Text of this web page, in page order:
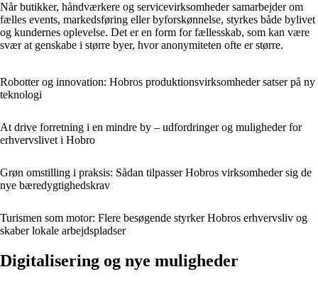
Når butikker, håndværkere og servicevirksomheder samarbejder om
fælles events, markedsføring eller byforskønnelse, styrkes både bylivet
og kundernes oplevelse. Det er en form for fællesskab, som kan være
svær at genskabe i større byer, hvor anonymiteten ofte er større.
Robotter og innovation: Hobros produktionsvirksomheder satser på ny
teknologi
At drive forretning i en mindre by – udfordringer og muligheder for
erhvervslivet i Hobro
Grøn omstilling i praksis: Sådan tilpasser Hobros virksomheder sig de
nye bæredygtighedskrav
Turismen som motor: Flere besøgende styrker Hobros erhvervsliv og
skaber lokale arbejdspladser
Digitalisering og nye muligheder